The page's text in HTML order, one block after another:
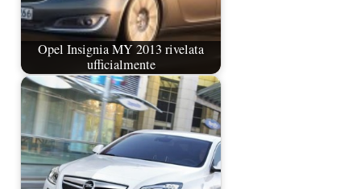
Opel Insignia MY 2013 rivelata
ufficialmente